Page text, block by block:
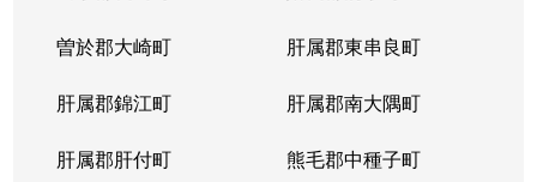
曽於郡大崎町 肝属郡東串良町
肝属郡錦江町 肝属郡南大隅町
肝属郡肝付町 熊毛郡中種子町